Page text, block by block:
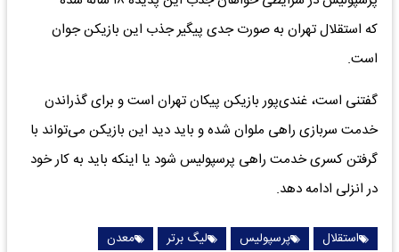
که استقلال تهران به صورت جدی پیگیر جذب این بازیکن جوان
است.
گفتنی است، غندی‌پور بازیکن پیکان تهران است و برای گذراندن
خدمت سربازی راهی ملوان شده و باید دید این بازیکن می‌تواند با
گرفتن کسری خدمت راهی پرسپولیس شود یا اینکه باید به کار خود
در انزلی ادامه دهد.
استقلال پرسپولیس لیگ برتر
معدن